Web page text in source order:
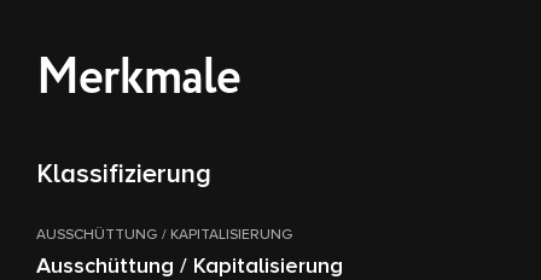
Merkmale
Klassifizierung
AUSSCHÜTTUNG / KAPITALISIERUNG
Ausschüttung / Kapitalisierung